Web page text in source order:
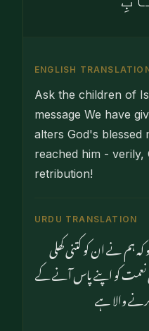
ENGLISH
Ask the children of
message We have
alters God's blessed
reached him - verily,
retribution!
URDU TRANSLATION
ہم نے ان کو کتنی کھلی
نعمت کو اپنے پاس آنے کے
والا ہے